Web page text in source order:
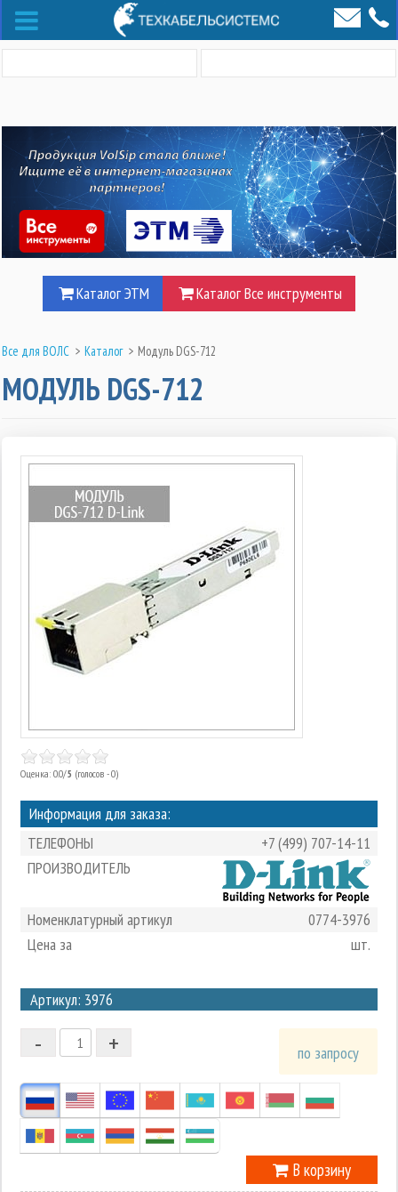
Каталог ЭТМ Каталог Все инструменты
Все для ВОЛС > Каталог > Модуль DGS-712
МОДУЛЬ DGS-712
Оценка: 0.0/5 (голосов - 0)
Информация для заказа:
ТЕЛЕФОНЫ
+7 (499) 707-14-11
ПРОИЗВОДИТЕЛЬ
Номенклатурный артикул
0774-3976
Цена за
шт.
Артикул: 3976
2
1
-1
+
- по запросу
В корзину